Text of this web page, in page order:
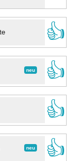
👍
neu
👍
👍
neu
👍